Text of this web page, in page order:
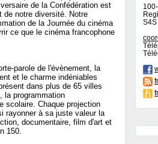
de la Confédération est
de notre diversité. Notre
de la Journée du cinéma
ce que le cinéma francophone
parole de l'évènement, la
et le charme indéniables
dans plus de 65 villes
la programmation
scolaire. Chaque projection
rayonner à sa juste valeur la
documentaire, film d'art et
150.